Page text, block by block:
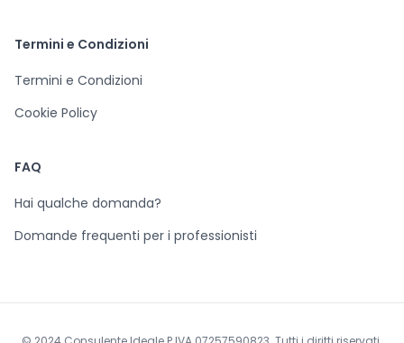
Termini e Condizioni
Termini e Condizioni
Cookie Policy
FAQ
Hai qualche domanda?
Domande frequenti per i professionisti